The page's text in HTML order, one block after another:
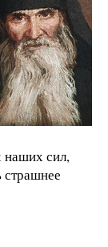
наших сил,
страшнее